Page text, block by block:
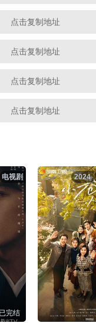
点击复制地址
点击复制地址
点击复制地址
点击复制地址
点击复制地址
点击复制地址
点击复制地址
点击复制地址
点击复制地址
点击复制地址
电视剧
已完结
2024